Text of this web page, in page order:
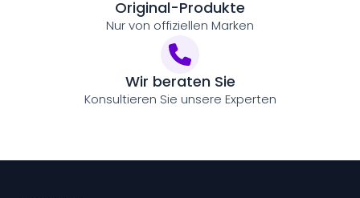
Original-Produkte
Nur von offiziellen Marken
Wir beraten Sie
Konsultieren Sie unsere Experten